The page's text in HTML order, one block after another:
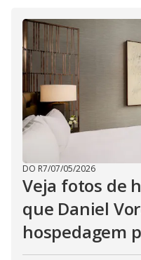
DO R7/07/05/2026
Veja fotos de
que Daniel
hospedagem